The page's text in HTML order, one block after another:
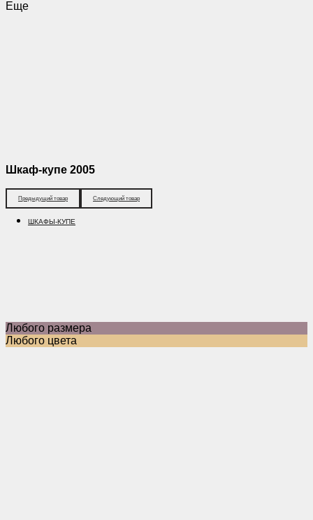
Еще
Шкаф-купе 2005
Предыдущий товар Следующий товар
ШКАФЫ-КУПЕ
Любого размера
Любого цвета